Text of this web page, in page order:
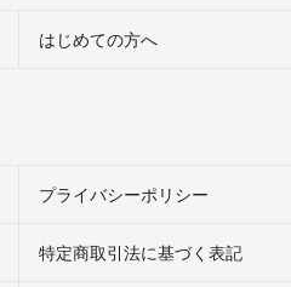
はじめての方へ
プライバシーポリシー
特定商取引法に基づく表記